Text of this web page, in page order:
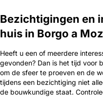
Bezichtigingen en
huis in Borgo a
Heeft u een of meerdere
gevonden? Dan is het tijd voor
om de sfeer te proeven en de
tijdens een bezichtiging niet
de bouwkundige staat.